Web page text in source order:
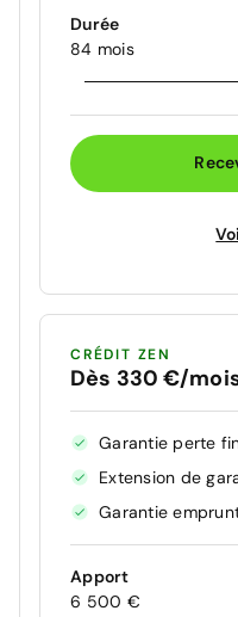
Durée
84 mois
CRÉDIT ZEN
Dès 330 €/
Garantie perte
Extension de
Garantie
Apport
6 500 €